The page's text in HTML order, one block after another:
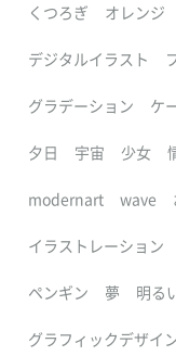
くつろぎ オレンジ
デジタルイラスト
グラデーション ケ
夕日 宇宙 少女
modernart wave
イラストレーション
ペンギン 夢 明る
グラフィックデザイ